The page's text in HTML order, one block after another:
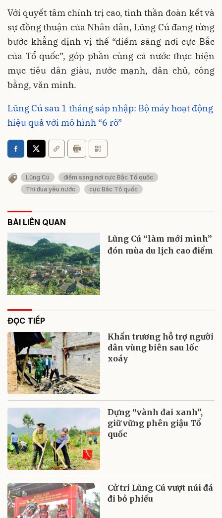
Với quyết tâm chính trị cao, tinh thần đoàn kết và
sự đồng thuận của Nhân dân, Lũng Cú đang từng
bước khẳng định vị thế “điểm sáng nơi cực Bắc
của Tổ quốc”, góp phần cùng cả nước thực hiện
mục tiêu dân giàu, nước mạnh, dân chủ, công
bằng, văn minh.
Lũng Cú sau 1 tháng sáp nhập: Bộ máy hoạt động
hiệu quả với mô hình “6 rõ”
Lũng Cú
điểm sáng nơi cực Bắc Tổ quốc
Thi đua yêu nước
cực Bắc Tổ quốc
BÀI LIÊN QUAN
Lũng Cú “làm mới mình”
đón mùa du lịch cao điểm
ĐỌC TIẾP
Khẩn trương hỗ trợ người
dân vùng biên sau lốc
xoáy
Dựng “vành đai xanh”,
giữ vững phên giậu Tổ
quốc
Cử tri Lũng Cú vượt núi đá
đi bỏ phiếu